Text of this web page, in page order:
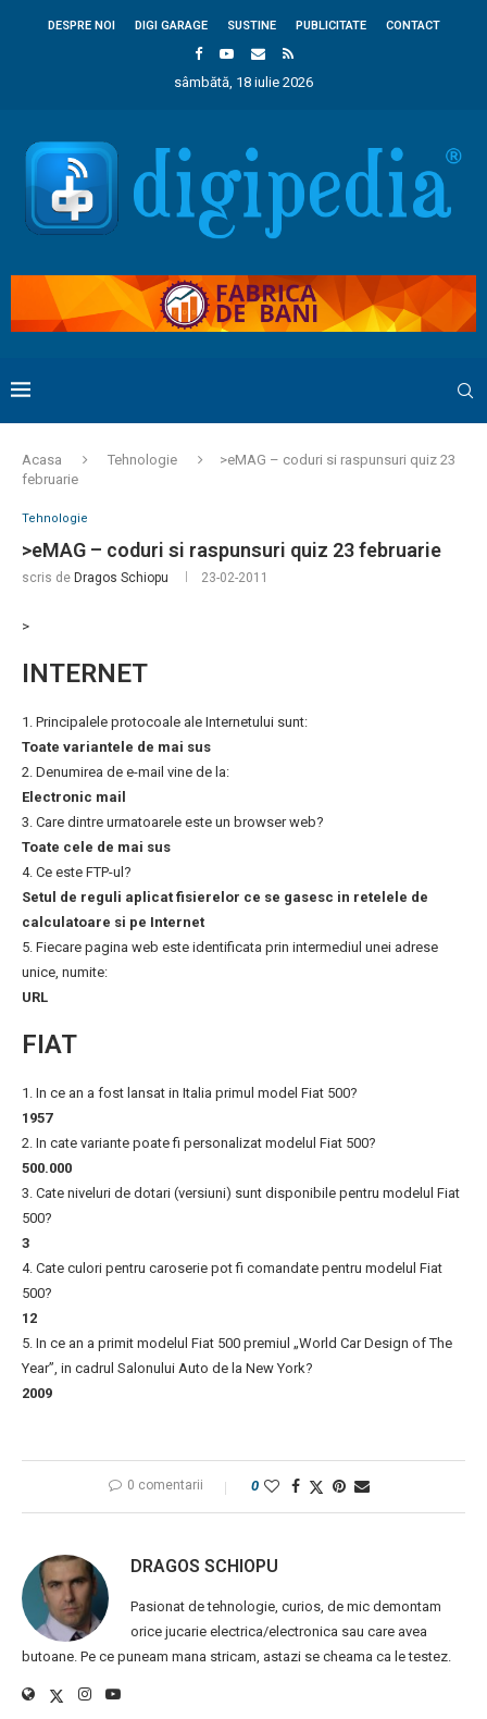
DESPRE NOI DIGI GARAGE SUSTINE PUBLICITATE CONTACT
sâmbătă, 18 iulie 2026
Acasa Tehnologie
>eMAG – coduri si raspunsuri quiz 23
februarie
Tehnologie
>eMAG – coduri si raspunsuri quiz 23 februarie
scris de Dragos Schiopu 23-02-2011
>
INTERNET
1. Principalele protocoale ale Internetului sunt:
Toate variantele de mai sus
2. Denumirea de e-mail vine de la:
Electronic mail
3. Care dintre urmatoarele este un browser web?
Toate cele de mai sus
4. Ce este FTP-ul?
Setul de reguli aplicat fisierelor ce se gasesc in retelele de
calculatoare si pe Internet
5. Fiecare pagina web este identificata prin intermediul unei adrese
unice, numite:
URL
FIAT
1. In ce an a fost lansat in Italia primul model Fiat 500?
1957
2. In cate variante poate fi personalizat modelul Fiat 500?
500.000
3. Cate niveluri de dotari (versiuni) sunt disponibile pentru modelul Fiat
500?
3
4. Cate culori pentru caroserie pot fi comandate pentru modelul Fiat
500?
12
5. In ce an a primit modelul Fiat 500 premiul „World Car Design of The
Year”, in cadrul Salonului Auto de la New York?
2009
0 comentarii 0
DRAGOS SCHIOPU
Pasionat de tehnologie, curios, de mic demontam
orice jucarie electrica/electronica sau care avea
butoane. Pe ce puneam mana stricam, astazi se cheama ca le testez.